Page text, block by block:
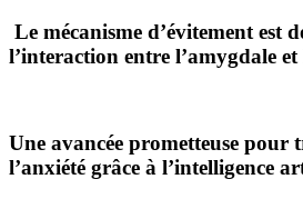
Le mécanisme d’évitement est
l’interaction entre l’amygdale
Une avancée prometteuse pour
l’anxiété grâce à l’intelligence